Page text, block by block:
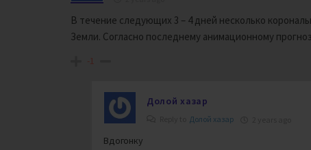
В течение следующих 3 – 4 дней несколько
Земли. Согласно последнему анимационному
-1
Долой хазар
Долой хазар
Вдогонку